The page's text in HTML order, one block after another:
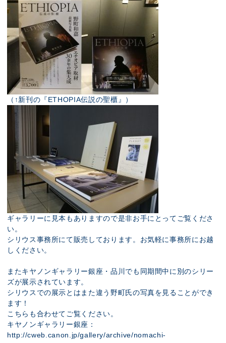
（↑新刊の『ETHOPIA伝説の聖櫃』）
ギャラリーに見本もありますので是非お手にとってご覧くださ
い。
シリウス事務所にて販売しております。お気軽に事務所にお越
しください。
またキヤノンギャラリー銀座・品川でも同期間中に別のシリー
ズが展示されています。
シリウスでの展示とはまた違う野町氏の写真を見ることができ
ます！
こちらも合わせてご覧ください。
キヤノンギャラリー銀座：
http://cweb.canon.jp/gallery/archive/nomachi-